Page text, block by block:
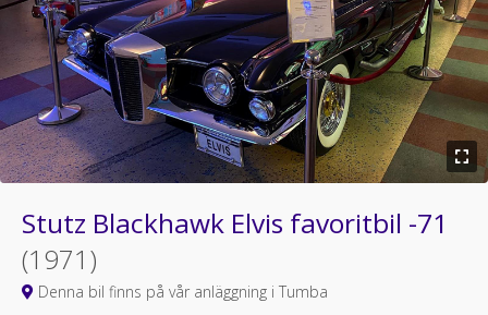
Stutz Blackhawk Elvis favoritbil -71
(1971)
Denna bil finns på vår anläggning i Tumba